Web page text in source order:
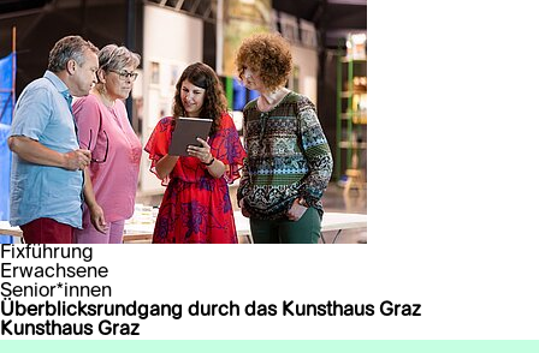
Fixführung
Erwachsene
Senior*innen
Überblicksrundgang durch das Kunsthaus Graz
Kunsthaus Graz